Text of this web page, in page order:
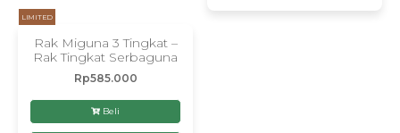
LIMITED
Rak Miguna 3 Tingkat –
Rak Tingkat Serbaguna
Rp585.000
Beli